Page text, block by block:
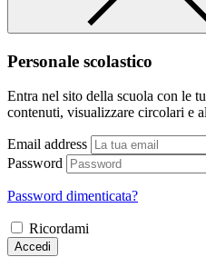
Personale scolastico
Entra nel sito della scuola con le
contenuti, visualizzare circolari e
Email address
Password
Password dimenticata?
Ricordami
Accedi